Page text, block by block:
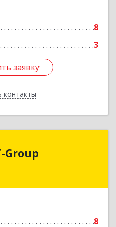
8
3
заявку
контакты
заявку
Group
8
IT-Group